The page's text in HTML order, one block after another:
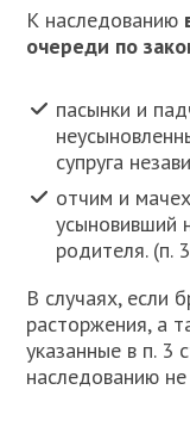
К наследованию
очереди по
пасынки и
супруга
отчим и
усыновивший
родителя. (п.
В случаях, если
расторжения, а
указанные в п. 3
наследованию